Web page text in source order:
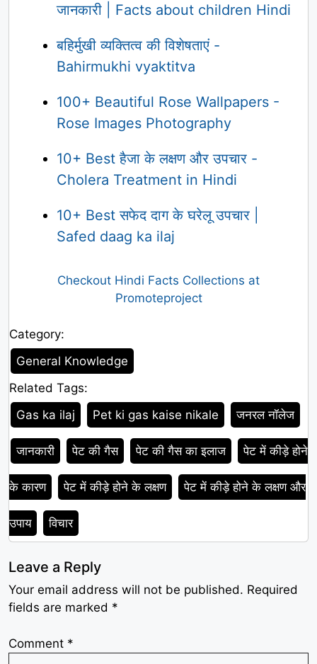
जानकारी | Facts about children Hindi
बहिर्मुखी व्यक्तित्व की विशेषताएं -
Bahirmukhi vyaktitva
100+ Beautiful Rose Wallpapers -
Rose Images Photography
10+ Best हैजा के लक्षण और उपचार -
Cholera Treatment in Hindi
10+ Best सफेद दाग के घरेलू उपचार |
Safed daag ka ilaj
Checkout Hindi Facts Collections at
Promoteproject
Category:
Category
General Knowledge
Related Tags:
Tags
Gas ka ilaj Pet ki gas kaise nikale जनरल नॉलेज
जानकारी पेट की गैस पेट की गैस का इलाज पेट में कीड़े होने
के कारण पेट में कीड़े होने के लक्षण पेट में कीड़े होने के लक्षण और
उपाय विचार
Leave a Reply
Your email address will not be published. Required
fields are marked *
Comment *